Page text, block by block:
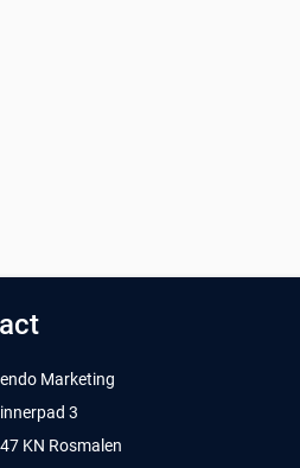
Marketing
3
KN Rosmalen